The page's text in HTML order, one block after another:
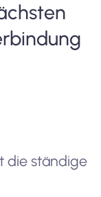
die ständige